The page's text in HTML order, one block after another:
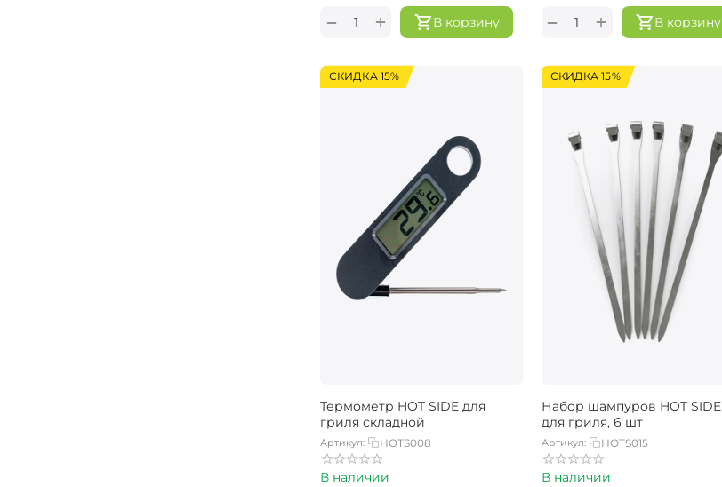
В корзину
+
− В корзину
+
−
СКИДКА 15%
Термометр HOT SIDE для
гриля складной
Артикул: HOTS008
В наличии
СКИДКА 15%
Набор шампуров HOT SIDE
для гриля, 6 шт
Артикул: HOTS015
В наличии